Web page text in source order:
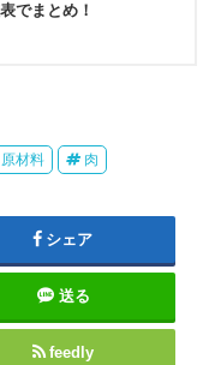
でまとめ！
原材料 肉
シェア
送る
feedly